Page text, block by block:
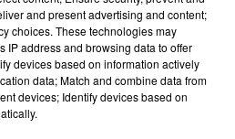
!
recule à 5,1 % en Tunisie !
and present advertising and content;
choices. These technologies may
IP address and browsing data to offer
devices based on information actively
data; Match and combine data from
devices; Identify devices based on